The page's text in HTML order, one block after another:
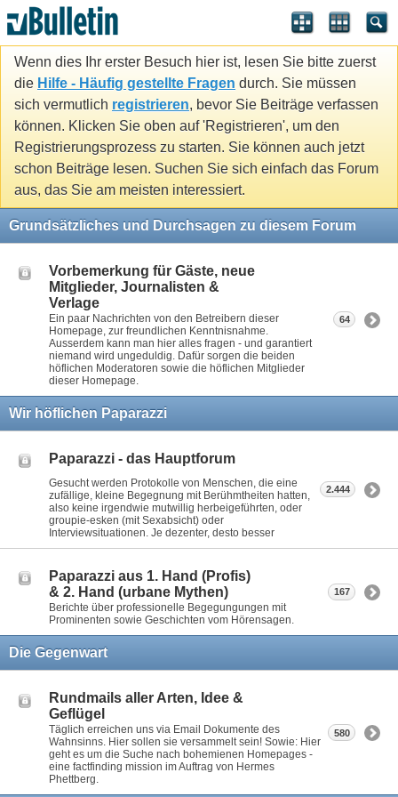
Wenn dies Ihr erster Besuch hier ist, lesen Sie bitte zuerst
die Hilfe - Häufig gestellte Fragen durch. Sie müssen
sich vermutlich registrieren, bevor Sie Beiträge verfassen
können. Klicken Sie oben auf 'Registrieren', um den
Registrierungsprozess zu starten. Sie können auch jetzt
schon Beiträge lesen. Suchen Sie sich einfach das Forum
aus, das Sie am meisten interessiert.
Grundsätzliches und Durchsagen zu diesem Forum
Vorbemerkung für Gäste, neue
Mitglieder, Journalisten &
Verlage
Ein paar Nachrichten von den Betreibern dieser
Homepage, zur freundlichen Kenntnisnahme.
Ausserdem kann man hier alles fragen - und garantiert
niemand wird ungeduldig. Dafür sorgen die beiden
höflichen Moderatoren sowie die höflichen Mitglieder
dieser Homepage.
64
Wir höflichen Paparazzi
Paparazzi - das Hauptforum
Gesucht werden Protokolle von Menschen, die eine
zufällige, kleine Begegnung mit Berühmtheiten hatten,
also keine irgendwie mutwillig herbeigeführten, oder
groupie-esken (mit Sexabsicht) oder
Interviewsituationen. Je dezenter, desto besser
2.444
Paparazzi aus 1. Hand (Profis)
& 2. Hand (urbane Mythen)
Berichte über professionelle Begegungungen mit
Prominenten sowie Geschichten vom Hörensagen.
167
Die Gegenwart
Rundmails aller Arten, Idee &
Geflügel
Täglich erreichen uns via Email Dokumente des
Wahnsinns. Hier sollen sie versammelt sein! Sowie: Hier
geht es um die Suche nach bohemienen Homepages -
eine factfinding mission im Auftrag von Hermes
Phettberg.
580